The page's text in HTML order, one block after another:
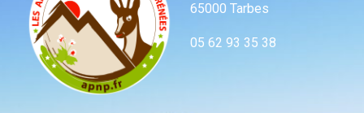
65000 Tarbes
05 62 93 35 38